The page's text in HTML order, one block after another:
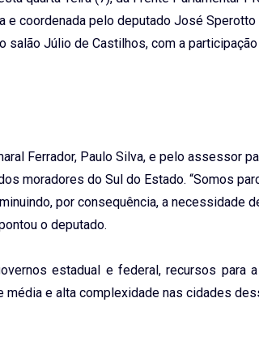
coordenada pelo deputado José Sperotto
salão Júlio de Castilhos, com a
Ferrador, Paulo Silva, e pelo assessor
moradores do Sul do Estado. “Somos
por consequência, a necessidade
o deputado.
estadual e federal, recursos para
e alta complexidade nas cidades